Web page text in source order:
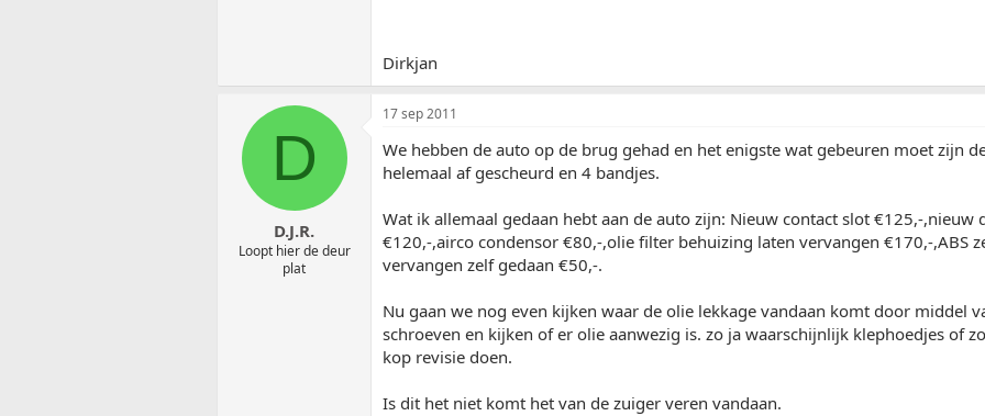
Dirkjan
D
D.J.R.
Loopt hier de deur
plat
17 sep 2011
We hebben de auto op de brug gehad en het enigste wat gebeuren moet zijn
helemaal af gescheurd en 4 bandjes.
Wat ik allemaal gedaan hebt aan de auto zijn: Nieuw contact slot €125,-,nieuw
€120,-,airco condensor €80,-,olie filter behuizing laten vervangen €170,-,ABS
vervangen zelf gedaan €50,-.
Nu gaan we nog even kijken waar de olie lekkage vandaan komt door middel
schroeven en kijken of er olie aanwezig is. zo ja waarschijnlijk klephoedjes of
kop revisie doen.
Is dit het niet komt het van de zuiger veren vandaan.